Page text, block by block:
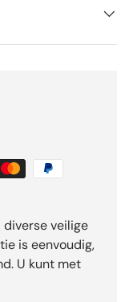
veilige
is eenvoudig,
U kunt met